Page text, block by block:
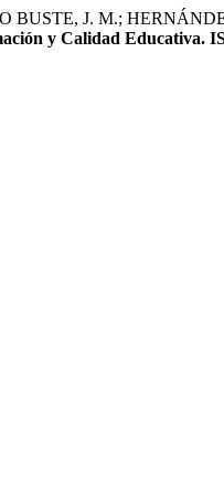
J. M.;
y Calidad Educativa.